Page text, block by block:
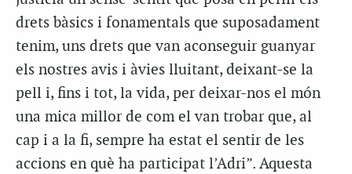
drets bàsics i fonamentals que suposadament
tenim, uns drets que van aconseguir guanyar
els nostres avis i àvies lluitant, deixant-se la
pell i, fins i tot, la vida, per deixar-nos el món
una mica millor de com el van trobar que, al
cap i a la fi, sempre ha estat el sentir de les
accions en què ha participat l’Adri”. Aquesta